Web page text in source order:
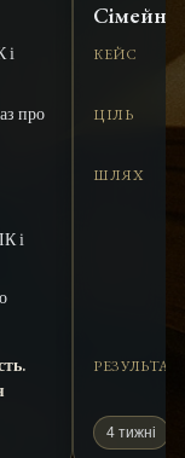
і
про
і
Сімейні
КЕЙС
ЦІЛЬ
ШЛЯХ
РЕЗУЛЬТАТ
4 тижні